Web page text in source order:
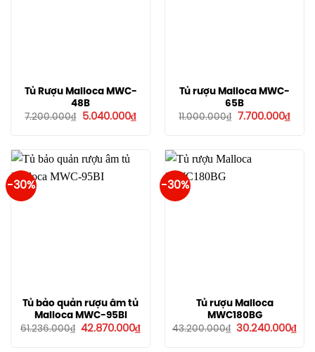
Tủ Rượu Malloca MWC-
48B
7.200.000₫
Giá
5.040.000₫Giá
hiện
5.040.000₫.
Tủ rượu Malloca MWC-
65B
11.000.000₫
Giá
7.700.000₫Giá
hiện
-30%
Tủ bảo quản rượu âm tủ
Malloca MWC-95BI
61.236.000₫ Giá
42.870.000₫Giá
hiện
-30%
Tủ rượu Malloca
MWC180BG
43.200.000₫ Giá
30.240.000₫Giá